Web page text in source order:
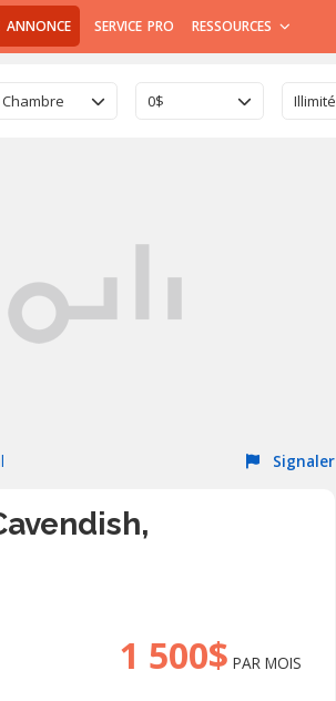
ANNONCE SERVICE PRO RESSOURCES
Chambre 0$ Illimité
Signaler
1 500$ PAR MOIS